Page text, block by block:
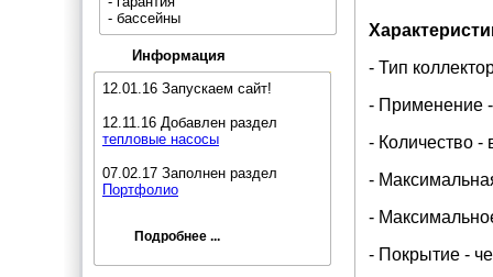
- бассейны
Информация
12.01.16 Запускаем сайт!
12.11.16 Добавлен раздел
тепловые насосы
07.02.17 Заполнен раздел
Портфолио
Подробнее ...
- Тип
- Применение
- Количество -
-
-
- Покрытие -